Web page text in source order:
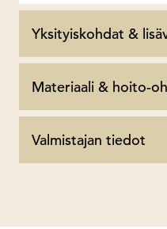
Yksityiskohdat &
Materiaali & hoito-
Valmistajan tiedot